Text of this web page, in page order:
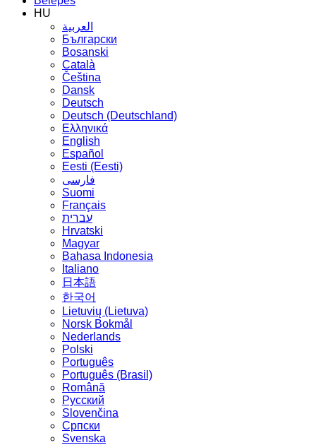
HU
العربية
Български
Bosanski
Сatalà
Čeština
Dansk
Deutsch
Deutsch (Deutschland)
Ελληνικά
English
Español
Eesti (Eesti)
فارسی
Suomi
Français
עברית
Hrvatski
Magyar
Bahasa Indonesia
Italiano
日本語
한국어
Lietuvių (Lietuva)
‪Norsk Bokmål‬
Nederlands
Polski
Português
Português (Brasil)
Română
Русский
Slovenčina
Српски
Svenska